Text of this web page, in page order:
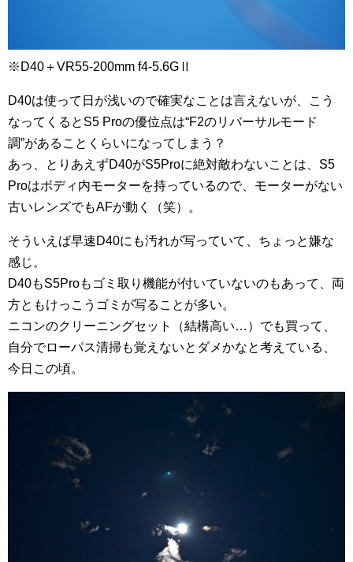
※D40＋VR55-200mm f4-5.6GⅡ
D40は使って日が浅いので確実なことは言えないが、こう
なってくるとS5 Proの優位点は“F2のリバーサルモード
調”があることくらいになってしまう？
あっ、とりあえずD40がS5Proに絶対敵わないことは、S5
Proはボディ内モーターを持っているので、モーターがない
古いレンズでもAFが動く（笑）。
そういえば早速D40にも汚れが写っていて、ちょっと嫌な
感じ。
D40もS5Proもゴミ取り機能が付いていないのもあって、両
方ともけっこうゴミが写ることが多い。
ニコンのクリーニングセット（結構高い…）でも買って、
自分でローパス清掃も覚えないとダメかなと考えている、
今日この頃。